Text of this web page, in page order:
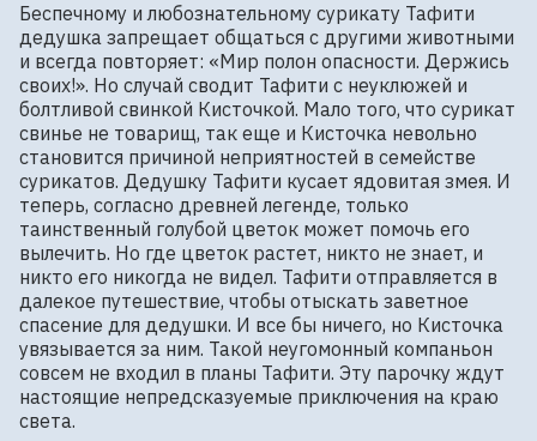
Беспечному и любознательному сурикату Тафити
дедушка запрещает общаться с другими животными
и всегда повторяет: «Мир полон опасности. Держись
своих!». Но случай сводит Тафити с неуклюжей и
болтливой свинкой Кисточкой. Мало того, что сурикат
свинье не товарищ, так еще и Кисточка невольно
становится причиной неприятностей в семействе
сурикатов. Дедушку Тафити кусает ядовитая змея. И
теперь, согласно древней легенде, только
таинственный голубой цветок может помочь его
вылечить. Но где цветок растет, никто не знает, и
никто его никогда не видел. Тафити отправляется в
далекое путешествие, чтобы отыскать заветное
спасение для дедушки. И все бы ничего, но Кисточка
увязывается за ним. Такой неугомонный компаньон
совсем не входил в планы Тафити. Эту парочку ждут
настоящие непредсказуемые приключения на краю
света.